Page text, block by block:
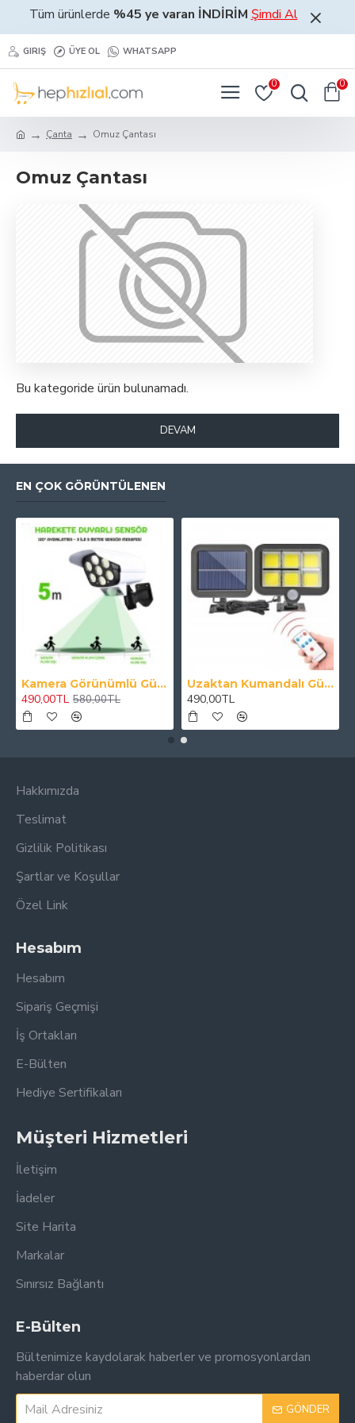
Tüm ürünlerde %45 ye varan İNDİRİM Şimdi Al
GIRIŞ ÜYE OL WHATSAPP
0 0
Çanta Omuz Çantası
Omuz Çantası
Bu kategoride ürün bulunamadı.
DEVAM
EN ÇOK GÖRÜNTÜLENEN
Kamera Görünümlü Güneş Panelli Lamba Hareket Sensörlü Uzaktan Kumandalı Solar Bahçe Lambası
490,00TL 580,00TL
Uzaktan Kumandalı Güneş Enerjili 120 Ledli Duvar Lambası Harici Panelli Solar Lamba
490,00TL
Hakkımızda
Teslimat
Gizlilik Politikası
Şartlar ve Koşullar
Özel Link
Hesabım
Hesabım
Sipariş Geçmişi
İş Ortakları
E-Bülten
Hediye Sertifikaları
Müşteri Hizmetleri
İletişim
İadeler
Site Harita
Markalar
Sınırsız Bağlantı
E-Bülten
Bültenimize kaydolarak haberler ve promosyonlardan
haberdar olun
GÖNDER